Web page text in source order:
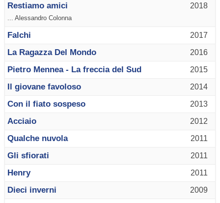
2018
Restiamo amici
... Alessandro Colonna
2017
Falchi
2016
La Ragazza Del Mondo
2015
Pietro Mennea - La freccia del Sud
2014
Il giovane favoloso
2013
Con il fiato sospeso
2012
Acciaio
2011
Qualche nuvola
2011
Gli sfiorati
2011
Henry
2009
Dieci inverni